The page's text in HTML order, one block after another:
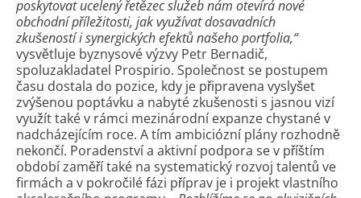
poskytovat ucelený řetězec služeb nám otevírá nové
obchodní příležitosti, jak využívat dosavadních
zkušeností i synergických efektů našeho portfolia,“
vysvětluje byznysové výzvy Petr Bernadič,
spoluzakladatel Prospirio. Společnost se postupem
času dostala do pozice, kdy je připravena vyslyšet
zvýšenou poptávku a nabyté zkušenosti s jasnou vizí
využít také v rámci mezinárodní expanze chystané v
nadcházejícím roce. A tím ambiciózní plány rozhodně
nekončí. Poradenství a aktivní podpora se v příštím
období zaměří také na systematický rozvoj talentů ve
firmách a v pokročilé fázi příprav je i projekt vlastního